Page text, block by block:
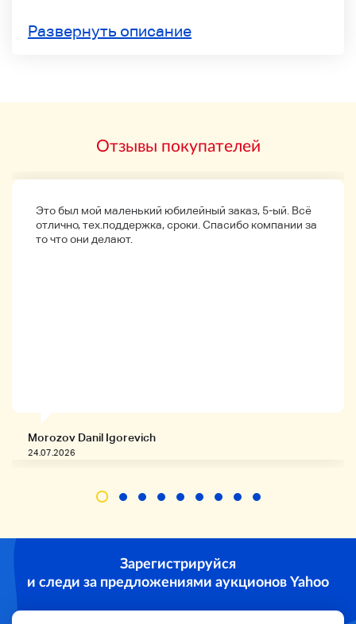
Развернуть описание
Отзывы покупателей
Это был мой маленький юбилейный заказ, 5-ый. Всё
отлично, тех.поддержка, сроки. Спасибо компании за
то что они делают.
Morozov Danil Igorevich
24.07.2026
Зарегистрируйся
и следи за предложениями аукционов Yahoo